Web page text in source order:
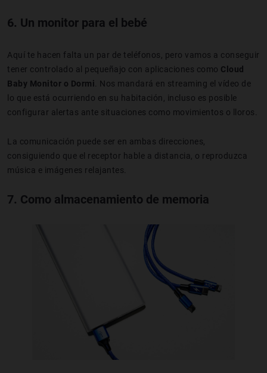
6. Un monitor para el bebé
Aquí te hacen falta un par de teléfonos, pero vamos a conseguir
tener controlado al pequeñajo con aplicaciones como Cloud
Baby Monitor o Dormi. Nos mandará en streaming el vídeo de
lo que está ocurriendo en su habitación, incluso es posible
configurar alertas ante situaciones como movimientos o lloros.
La comunicación puede ser en ambas direcciones,
consiguiendo que el receptor hable a distancia, o reproduzca
música e imágenes relajantes.
7. Como almacenamiento de memoria